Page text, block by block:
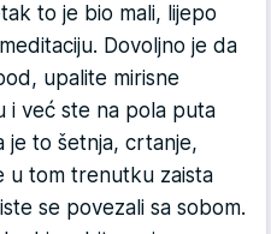
to je bio mali, lijepo
Dovoljno je da
upalite mirisne
i već ste na pola puta
je to šetnja, crtanje,
u tom trenutku zaista
se povezali sa sobom.